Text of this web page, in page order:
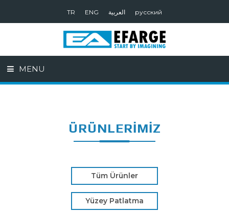
TR ENG العربية русский
MENU
ÜRÜNLERİMİZ
Tüm Ürünler
Yüzey Patlatma